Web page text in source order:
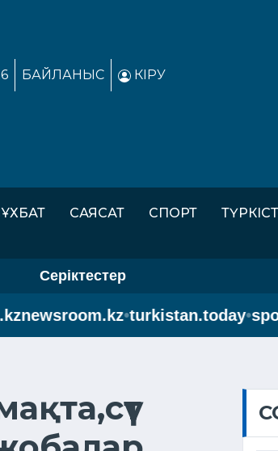
БАЙЛАНЫС КІРУ
САЯСАТ СПОРТ
Серіктестер
•turkistan.today•